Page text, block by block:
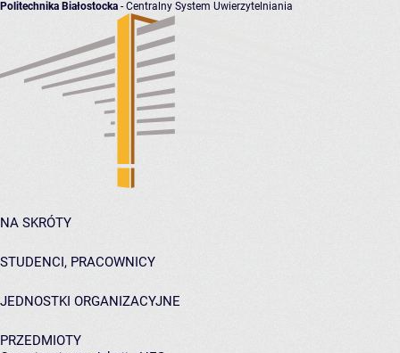
Politechnika Białostocka - Centralny System Uwierzytelniania
NA SKRÓTY
STUDENCI, PRACOWNICY
JEDNOSTKI ORGANIZACYJNE
PRZEDMIOTY